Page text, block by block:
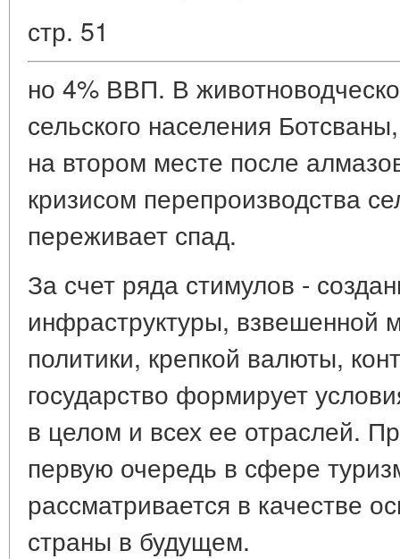
стр. 51
но 4% ВВП. В
сельского населения
на втором месте после
кризисом перепроизводства
переживает спад.
За счет ряда стимулов -
инфраструктуры, взвешенной
политики, крепкой валюты,
государство формирует
в целом и всех ее отраслей.
первую очередь в сфере
рассматривается в качестве
страны в будущем.